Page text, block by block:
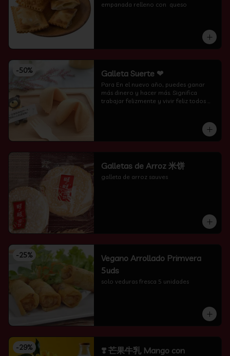
empanada relleno con  queso
-50% Galleta Suerte ❤
Para En el nuevo año, puedes ganar
más dinero y hacer más. Significa
trabajar felizmente y vivir feliz todos
Galletas de Arroz 米饼
galleta de arroz sauves
-25%
Vegano Arrollado Primvera
5uds
solo veduras fresca 5 unidades
-29%
❣️ 芒果牛乳 Mango con